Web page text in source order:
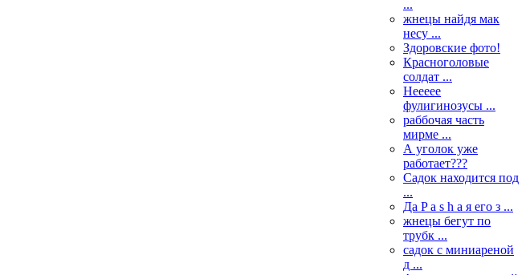
...
жнецы найдя мак
несу ...
Здоровские фото!
Красноголовые
солдат ...
Неееее
фулигинозусы ...
раббочая часть
мирме ...
А уголок уже
работает???
Садок находится под
...
Да P a s h a я его з ...
жнецы бегут по
трубк ...
садок с миниареной
д ...